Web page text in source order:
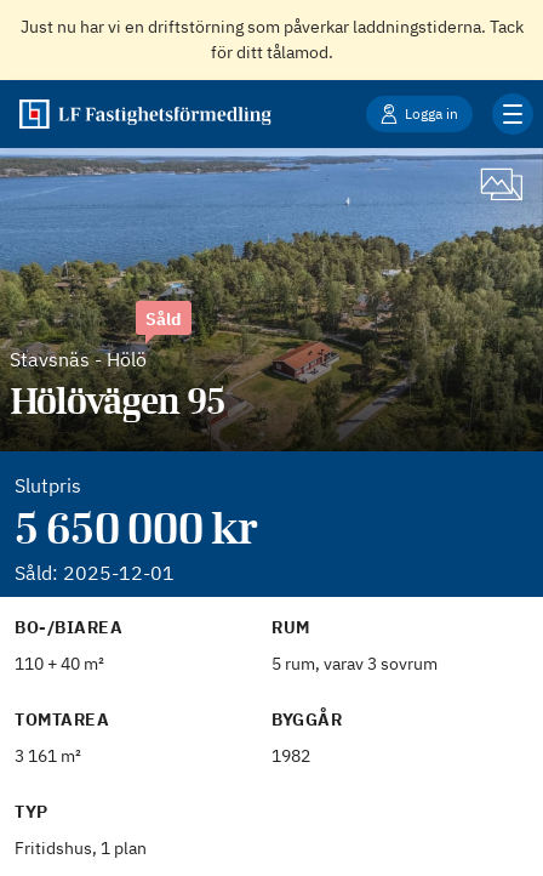
Just nu har vi en driftstörning som påverkar laddningstiderna. Tack
för ditt tålamod.
Logga in
Stavsnäs-Hölö
Såld
Hölövägen 95
Slutpris
5 650 000 kr
Såld: 2025-12-01
BO-/BIAREA
110 + 40 m²
RUM
5 rum, varav 3 sovrum
TOMTAREA
3 161 m²
BYGGÅR
1982
TYP
Fritidshus, 1 plan